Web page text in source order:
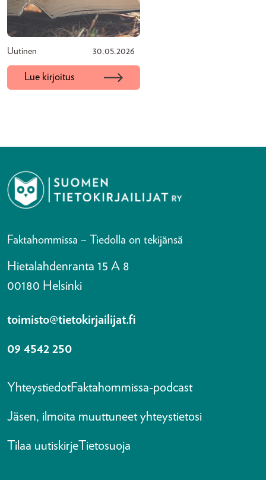
Uutinen 30.05.2026
Lue kirjoitus
Faktahommissa – Tiedolla on tekijänsä
Hietalahdenranta 15 A 8
00180 Helsinki
toimisto@tietokirjailijat.fi
09 4542 250
YhteystiedotFaktahommissa-podcast
Jäsen, ilmoita muuttuneet yhteystietosi
Tilaa uutiskirjeTietosuoja